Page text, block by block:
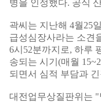
병을 인정했다. 공식
곽씨는 지난해 4월25
급성심장사라는 소견
6시52분까지로, 하루
송되는 시기(매월
되면서 심적 부담과
대전업무상질판위는 "